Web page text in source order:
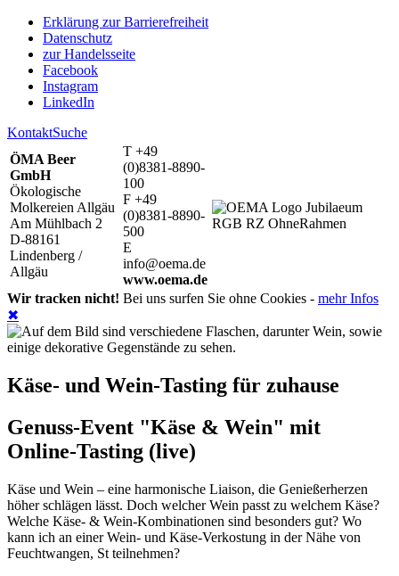
Erklärung zur Barrierefreiheit
Datenschutz
zur Handelsseite
Facebook
Instagram
LinkedIn
KontaktSuche
ÖMA Beer
GmbH
Ökologische
Molkereien Allgäu
Am Mühlbach 2
D-88161
Lindenberg /
Allgäu
T +49
(0)8381-8890-
100
F +49
(0)8381-8890-
500
E
info@oema.de
www.oema.de
Wir tracken nicht! Bei uns surfen Sie ohne Cookies - mehr Infos
✖
Käse- und Wein-Tasting für zuhause
Genuss-Event "Käse & Wein" mit
Online-Tasting (live)
Käse und Wein – eine harmonische Liaison, die Genießerherzen
höher schlägen lässt. Doch welcher Wein passt zu welchem Käse?
Welche Käse- & Wein-Kombinationen sind besonders gut? Wo
kann ich an einer Wein- und Käse-Verkostung in der Nähe von
Feuchtwangen, St teilnehmen?